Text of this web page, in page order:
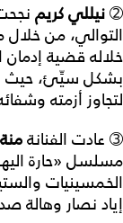
➁نيلليكريم
التوالي، من
خلاله قضية إدمان
بشكل سيِّئ، حيث
لتجاوز أزمته
➂ عادت الفنانةمنة
مسلسل «حارة
الخمسينيات
إياد نصار وهالة